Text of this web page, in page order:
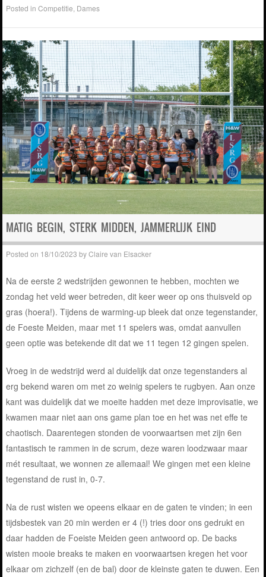
Posted inCompetitie Dames
MATIG BEGIN, STERK MIDDEN, JAMMERLIJK EIND
Posted on 18/10/2023 byClaire van Elsacker
Na de eerste 2 wedstrijden gewonnen te hebben, mochten we
zondag het veld weer betreden, dit keer weer op ons thuisveld op
gras (hoera!). Tijdens de warming-up bleek dat onze tegenstander,
de Foeste Meiden, maar met 11 spelers was, omdat aanvullen
geen optie was betekende dit dat we 11 tegen 12 gingen spelen.
Vroeg in de wedstrijd werd al duidelijk dat onze tegenstanders al
erg bekend waren om met zo weinig spelers te rugbyen. Aan onze
kant was duidelijk dat we moeite hadden met deze improvisatie, we
kwamen maar niet aan ons game plan toe en het was net effe te
chaotisch. Daarentegen stonden de voorwaartsen met zijn 6en
fantastisch te rammen in de scrum, deze waren loodzwaar maar
mét resultaat, we wonnen ze allemaal! We gingen met een kleine
tegenstand de rust in, 0-7.
Na de rust wisten we opeens elkaar en de gaten te vinden; in een
tijdsbestek van 20 min werden er 4 (!) tries door ons gedrukt en
daar hadden de Foeiste Meiden geen antwoord op. De backs
wisten mooie breaks te maken en voorwaartsen kregen het voor
elkaar om zichzelf (en de bal) door de kleinste gaten te duwen. Een